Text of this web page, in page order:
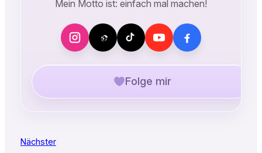
Mein Motto ist: einfach mal machen!
Folge mir
Nächster